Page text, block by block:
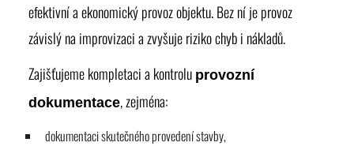
efektivní a ekonomický provoz objektu. Bez ní je provoz
závislý na improvizaci a zvyšuje riziko chyb i nákladů.
Zajišťujeme kompletaci a kontrolu provozní
dokumentace, zejména:
dokumentaci skutečného provedení stavby,